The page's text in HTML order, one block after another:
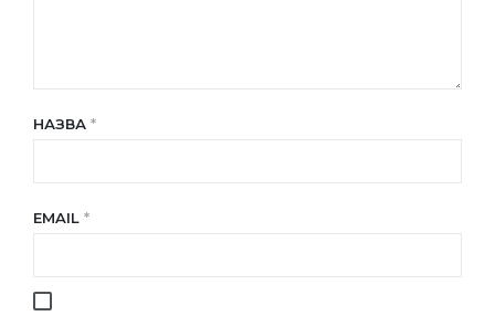
НАЗВА *
EMAIL *